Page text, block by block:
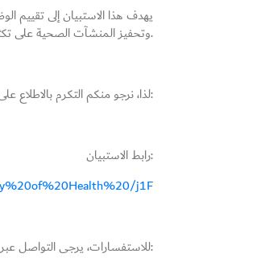
يهدف هذا الاستبيان إلى تقييم
وتحفيز المنشآت الصحية على تكثيف الجهود وفق الحاجة لضمان بيئة صحية آمنة.
لذا، نرجو منكم التكرم بالاطلاع على رابط الاستبيان أدناه واستكماله بالبيانات المطلوبة، بما يساهم في دعم التقييم الوطني لمستوى الوقاية والمكافحة:
رابط الاستبيان:
j1F
للاستفسارات، يرجى التواصل عبر البريد الإلكتروني: